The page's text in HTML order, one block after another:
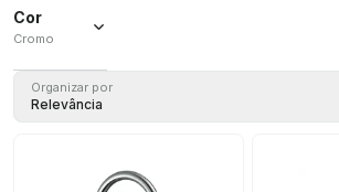
(1)
Cor
Cromo
Organizar por
Relevância